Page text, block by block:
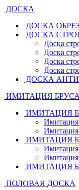
ДОСКА
ДОСКА
ДОСКА
Доска
Доска
Доска
Доска
ДОСКА
ИМИТАЦИЯ БРУСА
ИМИТАЦИЯ
Имитация
Имитация
ИМИТАЦИЯ
Имитация
Имитация
ИМИТАЦИЯ
ПОЛОВАЯ ДОСКА